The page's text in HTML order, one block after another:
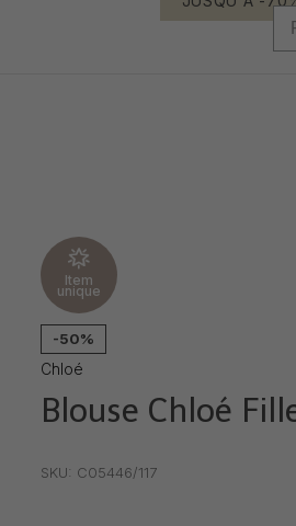
Item
unique
-50%
Chloé
Blouse Chloé
SKU: C05446/117